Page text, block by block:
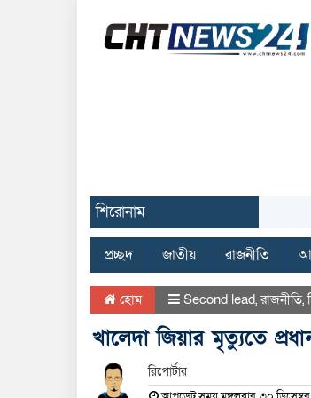
শিরোনাম
প্রচ্ছদ জাতীয় রাজনীতি
হোম Second lead,রাজনীতি,
খালেদা জিয়ার মৃত্যুতে
রিপোর্টার